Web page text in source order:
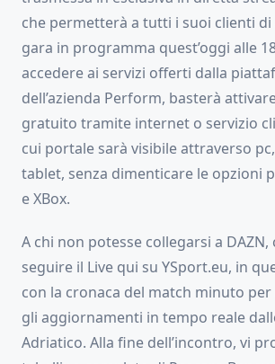
che permetterà a tutti i suoi clienti di
gara in programma quest’oggi alle
accedere ai servizi offerti dalla
dell’azienda Perform, basterà
gratuito tramite internet o servizio
cui portale sarà visibile attraverso
tablet, senza dimenticare le opzioni
e XBox.
A chi non potesse collegarsi a
seguire il Live qui su YSport.eu, in
con la cronaca del match minuto
gli aggiornamenti in tempo reale
Adriatico. Alla fine dell’incontro, vi